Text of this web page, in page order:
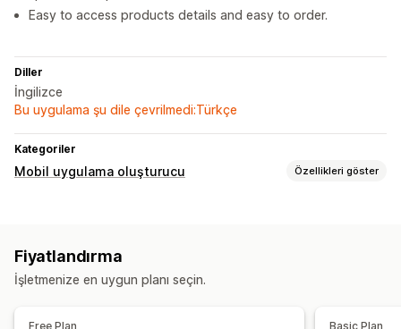
Easy to access products details and easy to order.
Diller
İngilizce
Bu uygulama şu dile çevrilmedi:Türkçe
Kategoriler
Mobil uygulama oluşturucu Özellikleri göster
Sürükle ve bırak düzenleyicisi
Fiyatlandırma
İşletmenize en uygun planı seçin.
Free Plan Basic Plan